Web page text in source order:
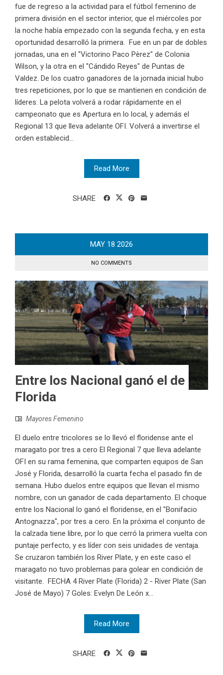
fue de regreso a la actividad para el fútbol femenino de
primera división en el sector interior, que el miércoles por
la noche había empezado con la segunda fecha, y en esta
oportunidad desarrolló la primera. Fue en un par de dobles
jornadas, una en el "Victorino Paco Pèrez" de Colonia
Wilson, y la otra en el "Cándido Reyes" de Puntas de
Valdez. De los cuatro ganadores de la jornada inicial hubo
tres repeticiones, por lo que se mantienen en condición de
líderes. La pelota volverá a rodar rápidamente en el
campeonato que es Apertura en lo local, y además el
Regional 13 que lleva adelante OFI. Volverá a invertirse el
orden establecid...
Read More
SHARE
MAY 18 2026
NO COMMENTS
Entre los Nacional ganó el de
Florida
Mayores Femenino
El duelo entre tricolores se lo llevó el floridense ante el
maragato por tres a cero El Regional 7 que lleva adelante
OFI en su rama femenina, que comparten equipos de San
José y Florida, desarrolló la cuarta fecha el pasado fin de
semana. Hubo duelos entre equipos que llevan el mismo
nombre, con un ganador de cada departamento. El choque
entre los Nacional lo ganó el floridense, en el "Bonifacio
Antognazza", por tres a cero. En la próxima el conjunto de
la calzada tiene libre, por lo que cerró la primera vuelta con
puntaje perfecto, y es líder con seis unidades de ventaja.
Se cruzaron también los River Plate, y en este caso el
maragato no tuvo problemas para golear en condición de
visitante. FECHA 4 River Plate (Florida) 2 - River Plate (San
José de Mayo) 7 Goles: Evelyn De León x...
Read More
SHARE